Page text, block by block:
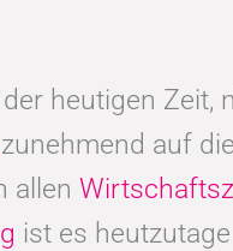
heutigen Zeit,
zunehmend auf die
allen
ist es heutzutage